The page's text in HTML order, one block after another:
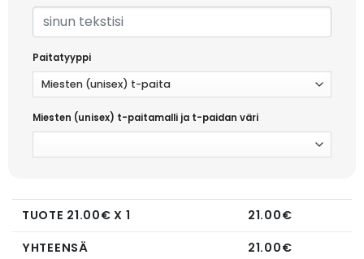
Paitatyyppi
Miesten (unisex) t-paitamalli ja t-paidan väri
TUOTE 21.00€ X 1 21.00€
YHTEENSÄ
21.00€